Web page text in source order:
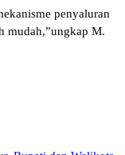
penyaluran
mudah,”ungkap M.